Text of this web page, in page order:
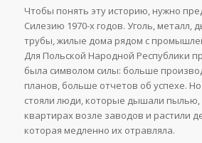
Чтобы понять эту историю, нужно
Силезию 1970-х годов. Уголь, металл,
трубы, жилые дома рядом с
Для Польской Народной Республики
была символом силы: больше
планов, больше отчетов об успехе.
стояли люди, которые дышали пылью,
квартирах возле заводов и растили
которая медленно их отравляла.